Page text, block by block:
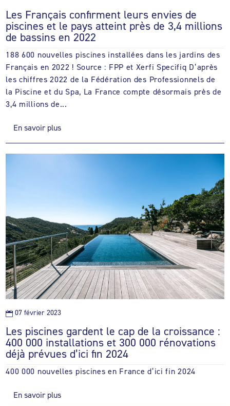
Les Français confirment leurs envies de
piscines et le pays atteint près de 3,4 millions
de bassins en 2022
188 600 nouvelles piscines installées dans les jardins des
Français en 2022 ! Source : FPP et Xerfi Specifiq D’après
les chiffres 2022 de la Fédération des Professionnels de
la Piscine et du Spa, La France compte désormais près de
3,4 millions de...
En savoir plus
Les piscines gardent le cap de la croissance :
400 000 installations et 300 000 rénovations
déjà prévues d’ici fin 2024
400 000 nouvelles piscines en France d’ici fin 2024
En savoir plus
 07 février 2023